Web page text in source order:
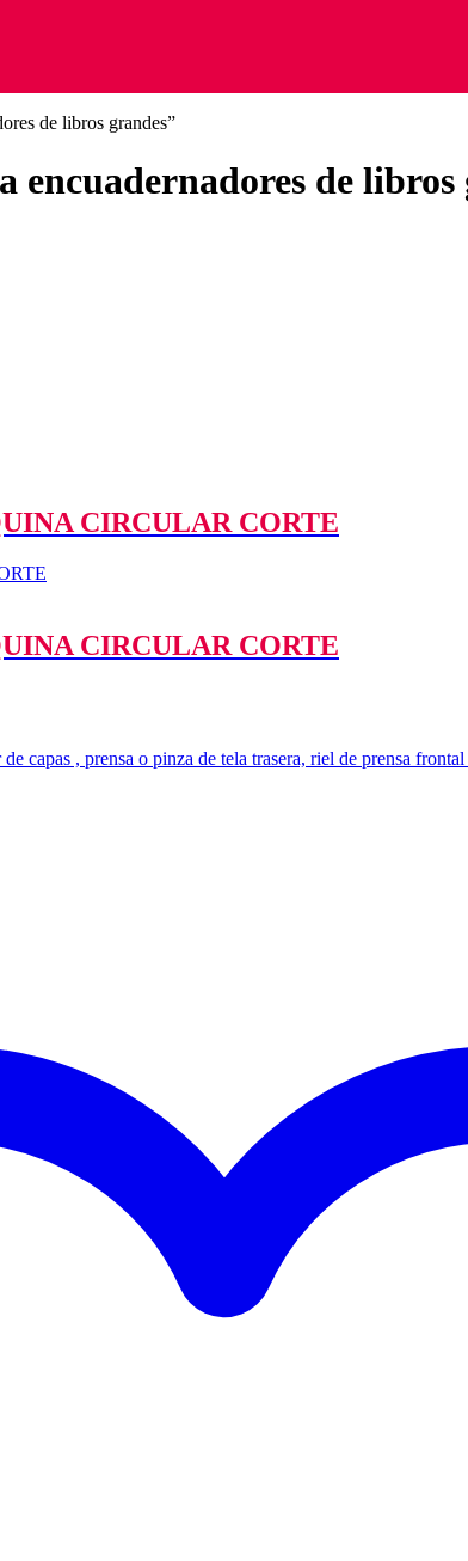
de libros grandes”
de libros
CIRCULAR CORTE
CIRCULAR CORTE
capas , prensa o pinza de tela trasera, riel de prensa